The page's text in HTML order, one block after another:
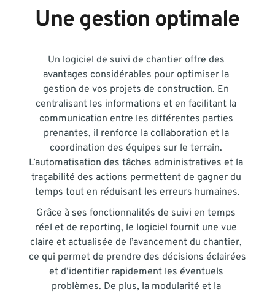
Une gestion optimale
Un logiciel de suivi de chantier offre des
avantages considérables pour optimiser la
gestion de vos projets de construction. En
centralisant les informations et en facilitant la
communication entre les différentes parties
prenantes, il renforce la collaboration et la
coordination des équipes sur le terrain.
L’automatisation des tâches administratives et la
traçabilité des actions permettent de gagner du
temps tout en réduisant les erreurs humaines.
Grâce à ses fonctionnalités de suivi en temps
réel et de reporting, le logiciel fournit une vue
claire et actualisée de l’avancement du chantier,
ce qui permet de prendre des décisions éclairées
et d’identifier rapidement les éventuels
problèmes. De plus, la modularité et la